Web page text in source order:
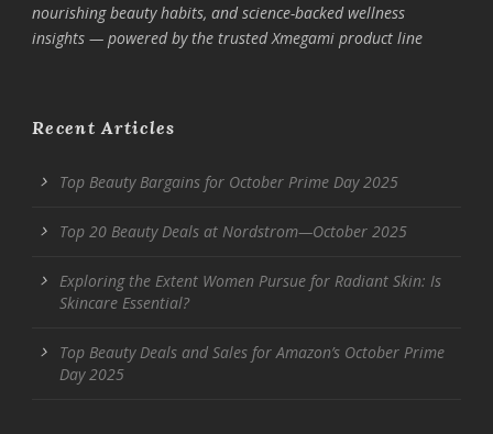
nourishing beauty habits, and science-backed wellness
insights — powered by the trusted Xmegami product line
Recent Articles
Top Beauty Bargains for October Prime Day 2025
Top 20 Beauty Deals at Nordstrom—October 2025
Exploring the Extent Women Pursue for Radiant Skin: Is
Skincare Essential?
Top Beauty Deals and Sales for Amazon’s October Prime
Day 2025